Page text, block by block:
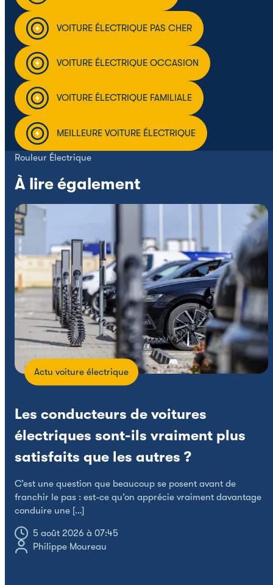
VOITURE ÉLECTRIQUE PAS CHER
VOITURE ÉLECTRIQUE OCCASION
VOITURE ÉLECTRIQUE FAMILIALE
MEILLEURE VOITURE ÉLECTRIQUE
Rouleur Électrique
À lire également
Actu voiture électrique
Les conducteurs de voitures
électriques sont-ils vraiment plus
satisfaits que les autres ?
C’est une question que beaucoup se posent avant de
franchir le pas : est-ce qu’on apprécie vraiment davantage
conduire une […]
5 août 2026 à 07:45
Philippe Moureau